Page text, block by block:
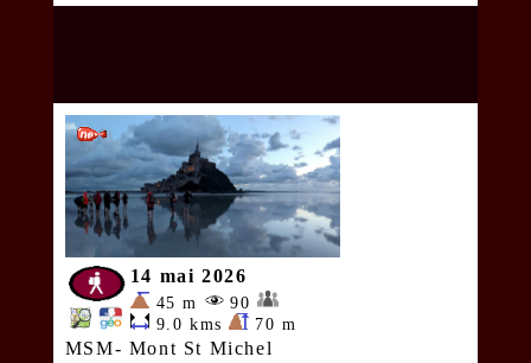
14 mai 2026
45 m
90
9.0 kms
70 m
MSM- Mont St Michel